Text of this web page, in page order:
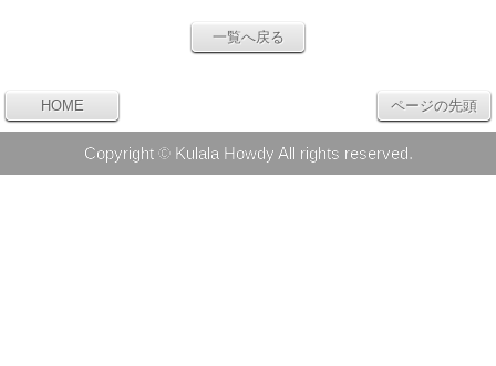
一覧へ戻る
HOME ページの先頭
Copyright © Kulala Howdy All rights reserved.